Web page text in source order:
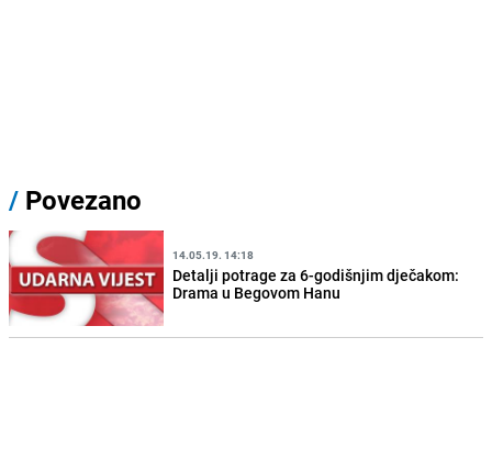
/ Povezano
14.05.19. 14:18
Detalji potrage za 6-godišnjim dječakom:
Drama u Begovom Hanu